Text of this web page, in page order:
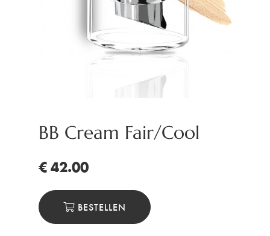
BB Cream Fair/Cool
€ 42.00
BESTELLEN